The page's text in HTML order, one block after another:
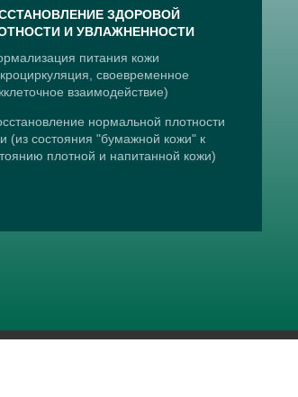
ЗДОРОВОЙ
И УВЛАЖНЕННОСТИ
питания кожи
своевременное
взаимодействие)
нормальной плотности
(из состояния "бумажной кожи" к
плотной и напитанной кожи)